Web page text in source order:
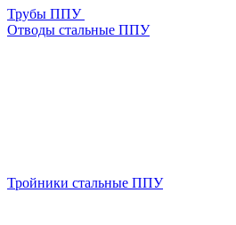
Трубы ППУ
Отводы стальные ППУ
Тройники стальные ППУ